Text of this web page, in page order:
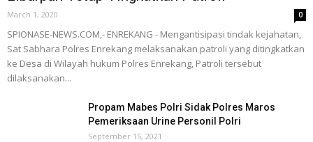
March 1, 2020 0
SPIONASE-NEWS.COM,- ENREKANG - Mengantisipasi tindak kejahatan,
Sat Sabhara Polres Enrekang melaksanakan patroli yang ditingkatkan
ke Desa di Wilayah hukum Polres Enrekang, Patroli tersebut
dilaksanakan...
Propam Mabes Polri Sidak Polres Maros
Pemeriksaan Urine Personil Polri
September 15, 2021